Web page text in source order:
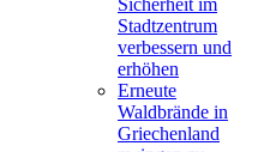
Sicherheit im
Stadtzentrum
verbessern und
erhöhen
Erneute
Waldbrände in
Griechenland